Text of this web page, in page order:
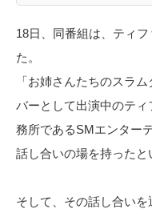
18日、同番組は、ティ
た。
「お姉さんたちのスラ
バーとして出演中のテ
務所であるSMエンター
話し合いの場を持ったと
そして、その話し合い